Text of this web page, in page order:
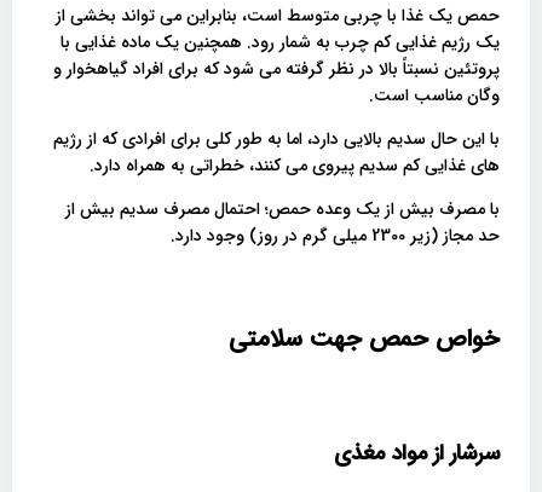
حمص یک غذا با چربی متوسط ​​است، بنابراین می تواند بخشی از
یک رژیم غذایی کم چرب به شمار رود. همچنین یک ماده غذایی با
پروتئین نسبتاً بالا در نظر گرفته می شود که برای افراد گیاهخوار و
وگان مناسب است.
با این حال سدیم بالایی دارد، اما به طور کلی برای افرادی که از رژیم
های غذایی کم سدیم پیروی می کنند، خطراتی به همراه دارد.
با مصرف بیش از یک وعده حمص؛ احتمال مصرف سدیم بیش از
حد مجاز (زیر 2300 میلی گرم در روز) وجود دارد.
خواص حمص جهت سلامتی
سرشار از مواد مغذی